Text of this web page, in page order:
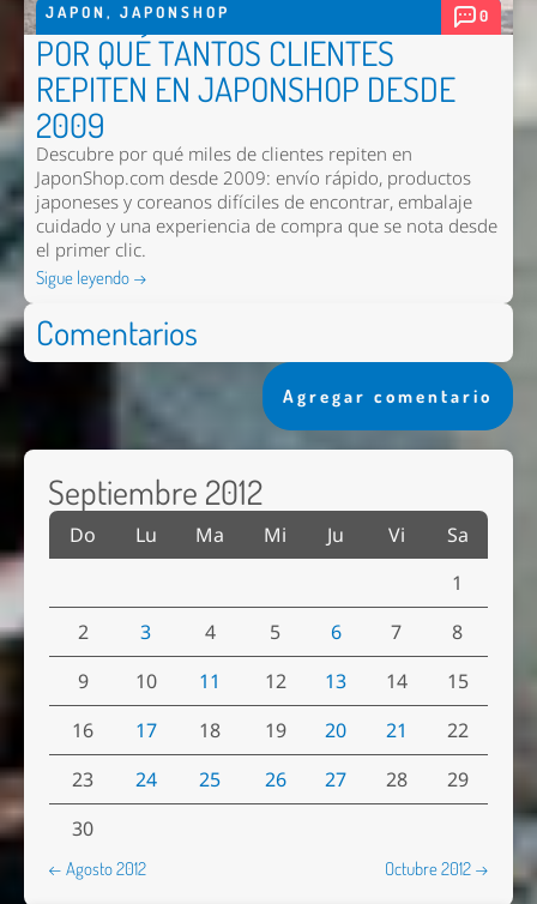
JAPON , JAPONSHOP 0
POR QUÉ TANTOS CLIENTES
REPITEN EN JAPONSHOP DESDE
2009
Descubre por qué miles de clientes repiten en
JaponShop.com desde 2009: envío rápido, productos
japoneses y coreanos difíciles de encontrar, embalaje
cuidado y una experiencia de compra que se nota desde
el primer clic.
Sigue leyendo →
Comentarios
Agregar comentario
Septiembre 2012
Do Lu Ma Mi Ju Vi
Sa
1
2
3 4 5 6 7
8
9
10 11 12 13 14
15
16
17 18 19 20 21
22
23
24 25 26 27 28
29
30
← Agosto 2012 Octubre 2012 →